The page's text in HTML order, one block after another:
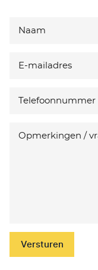
Versturen